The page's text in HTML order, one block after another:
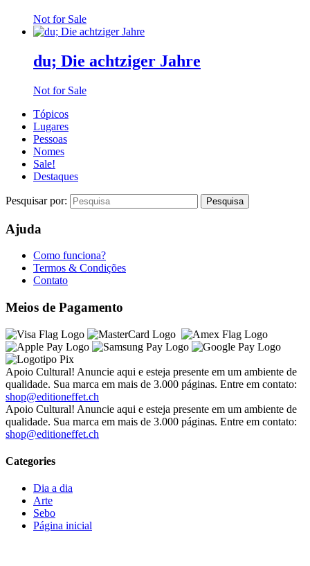
Not for Sale
du; Die achtziger Jahre
Not for Sale
Tópicos
Lugares
Pessoas
Nomes
Sale!
Destaques
Pesquisar por:
Ajuda
Como funciona?
Termos & Condições
Contato
Meios de Pagamento
Apoio Cultural! Anuncie aqui e esteja presente em um ambiente de
qualidade. Sua marca em mais de 3.000 páginas. Entre em contato:
shop@editioneffet.ch
Apoio Cultural! Anuncie aqui e esteja presente em um ambiente de
qualidade. Sua marca em mais de 3.000 páginas. Entre em contato:
shop@editioneffet.ch
Categories
Dia a dia
Arte
Sebo
Página inicial